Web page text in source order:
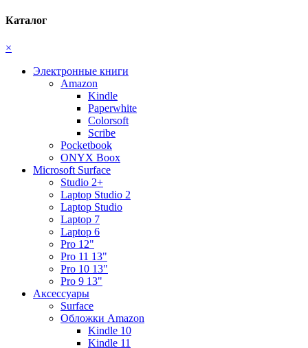
Каталог
×
Электронные книги
Amazon
Kindle
Paperwhite
Colorsoft
Scribe
Pocketbook
ONYX Boox
Microsoft Surface
Studio 2+
Laptop Studio 2
Laptop Studio
Laptop 7
Laptop 6
Pro 12"
Pro 11 13"
Pro 10 13"
Pro 9 13"
Аксессуары
Surface
Обложки Amazon
Kindle 10
Kindle 11